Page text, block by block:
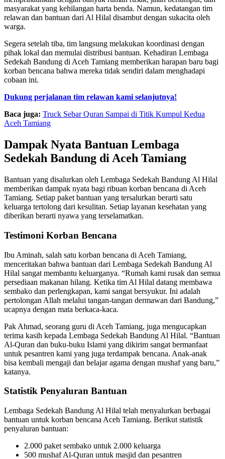
masyarakat yang kehilangan harta benda. Namun, kedatangan tim
relawan dan bantuan dari Al Hilal disambut dengan sukacita oleh
warga.
Segera setelah tiba, tim langsung melakukan koordinasi dengan
pihak lokal dan memulai distribusi bantuan. Kehadiran Lembaga
Sedekah Bandung di Aceh Tamiang memberikan harapan baru bagi
korban bencana bahwa mereka tidak sendiri dalam menghadapi
cobaan ini.
Dukung perjalanan tim relawan kami selanjutnya!
Baca juga: Truck Sebar Quran Sampai di Titik Kumpul Kedua
Aceh Tamiang
Dampak Nyata Bantuan Lembaga
Sedekah Bandung di Aceh Tamiang
Bantuan yang disalurkan oleh Lembaga Sedekah Bandung Al Hilal
memberikan dampak nyata bagi ribuan korban bencana di Aceh
Tamiang. Setiap paket bantuan yang tersalurkan berarti satu
keluarga tertolong dari kesulitan. Setiap layanan kesehatan yang
diberikan berarti nyawa yang terselamatkan.
Testimoni Korban Bencana
Ibu Aminah, salah satu korban bencana di Aceh Tamiang,
menceritakan bahwa bantuan dari Lembaga Sedekah Bandung Al
Hilal sangat membantu keluarganya. “Rumah kami rusak dan semua
persediaan makanan hilang. Ketika tim Al Hilal datang membawa
sembako dan perlengkapan, kami sangat bersyukur. Ini adalah
pertolongan Allah melalui tangan-tangan dermawan dari Bandung,”
ucapnya dengan mata berkaca-kaca.
Pak Ahmad, seorang guru di Aceh Tamiang, juga mengucapkan
terima kasih kepada Lembaga Sedekah Bandung Al Hilal. “Bantuan
Al-Quran dan buku-buku Islami yang dikirim sangat bermanfaat
untuk pesantren kami yang juga terdampak bencana. Anak-anak
bisa kembali mengaji dan belajar agama dengan mushaf yang baru,”
katanya.
Statistik Penyaluran Bantuan
Lembaga Sedekah Bandung Al Hilal telah menyalurkan berbagai
bantuan untuk korban bencana Aceh Tamiang. Berikut statistik
penyaluran bantuan:
2.000 paket sembako untuk 2.000 keluarga
500 mushaf Al-Quran untuk masjid dan pesantren